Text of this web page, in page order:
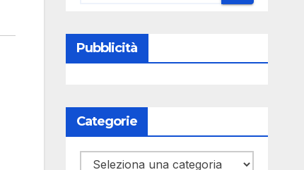
Pubblicità
Categorie
Categorie